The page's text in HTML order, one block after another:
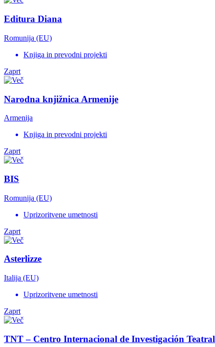
Editura Diana
Romunija (EU)
Knjiga in prevodni projekti
Zaprt
Narodna knjižnica Armenije
Armenija
Knjiga in prevodni projekti
Zaprt
BIS
Romunija (EU)
Uprizoritvene umetnosti
Zaprt
Asterlizze
Italija (EU)
Uprizoritvene umetnosti
Zaprt
TNT – Centro Internacional de Investigación Teatral